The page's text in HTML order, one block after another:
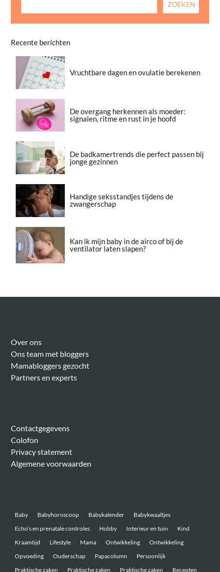
Recente berichten
Vruchtbare dagen en ovulatie berekenen
De overgang herkennen als moeder:
signalen, ritme en rust in je hoofd
De badkamertrends die perfect passen bij
jonge gezinnen
Handige seksstandjes tijdens de
zwangerschap
Kan ik mijn baby in de airco of bij de
ventilator laten slapen?
Over ons
Ons team met bloggers
Mamabloggers gezocht
Partners en experts
Contactgegevens
Colofon
Privacy statement
Algemene voorwaarden
Baby Babyhoroscoop Babykalender
Babykwaaltjes
Echo’s en prenatale controles
Hobby Interieur en tuin
Kind
Kraamtijd
Lifestyle Mama Ontwikkeling
Ontwikkeling
Opvoeding
Ouderschap Papacolumn
Persoonlijk
Praktische zaken
Praktische zaken Praktische zaken Recepten